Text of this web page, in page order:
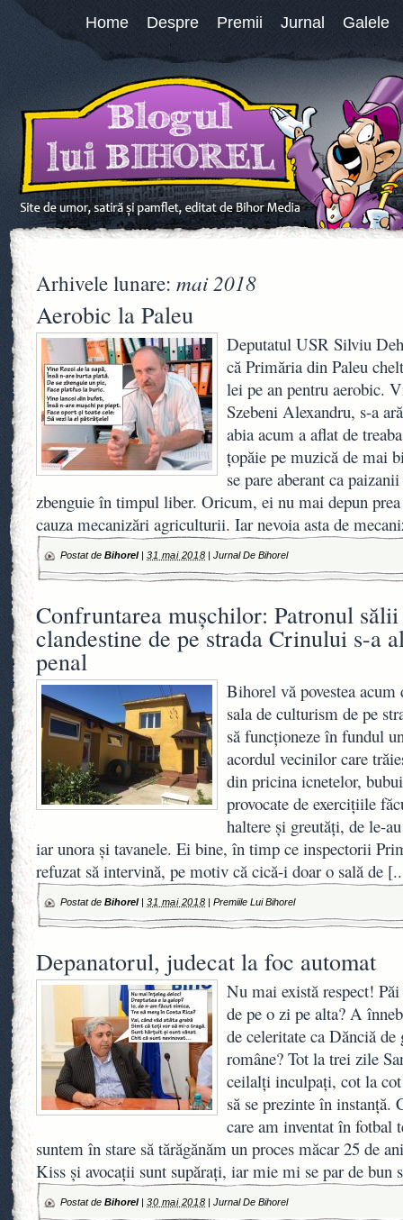
Home Despre Premii Jurnal Galele
Arhivele lunare: mai 2018
Aerobic la Paleu
Deputatul USR Silviu
că Primăria din Paleu
lei pe an pentru aerobic.
Szebeni Alexandru, s-a
abia acum a aflat de
țopăie pe muzică de mai
se pare aberant ca
zbenguie în timpul liber. Oricum, ei nu mai depun
cauza mecanizări agriculturii. Iar nevoia asta de
Postat de Bihorel| 31 mai 2018 |Jurnal De Bihorel
Confruntarea muşchilor: Patronul
clandestine de pe strada Crinului s-a
penal
Bihorel vă povestea acum
sala de culturism de pe
să funcţioneze în fundul
acordul vecinilor care
din pricina icnetelor,
provocate de exerciţiile
haltere şi greutăţi, de le-
iar unora şi tavanele. Ei bine, în timp ce inspectorii
refuzat să intervină, pe motiv că cică-i doar o sală de
Postat de Bihorel| 31 mai 2018 |Premiile Lui Bihorel
Depanatorul, judecat la foc automat
Nu mai există respect!
de pe o zi pe alta? A
de celeritate ca Dănciă
române? Tot la trei zile
ceilalți inculpați, cot la
să se prezinte în instanță.
care am inventat în fotbal
suntem în stare să tărăgănăm un proces măcar 25 de
Kiss și avocații sunt supărați, iar mie mi se par de bun
Postat de Bihorel| 30 mai 2018 |Jurnal De Bihorel